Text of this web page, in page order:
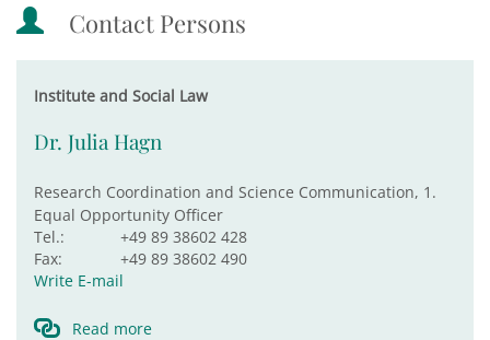
Contact Persons
Institute and Social Law
Dr. Julia Hagn
Research Coordination and Science Communication, 1.
Equal Opportunity Officer
Tel.:
+49 89 38602 428
Fax:
+49 89 38602 490
Write E-mail
Read more